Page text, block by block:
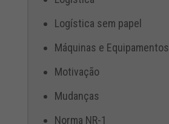
Logística sem papel
Máquinas e Equipamentos
Motivação
Mudanças
Norma NR-1